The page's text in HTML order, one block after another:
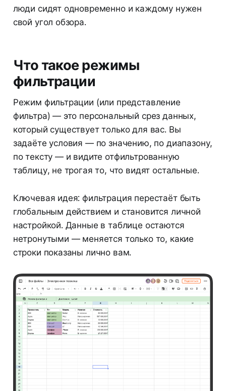
люди сидят одновременно и каждому нужен
свой угол обзора.
Что такое режимы
фильтрации
Режим фильтрации (или представление
фильтра) — это персональный срез данных,
который существует только для вас. Вы
задаёте условия — по значению, по диапазону,
по тексту — и видите отфильтрованную
таблицу, не трогая то, что видят остальные.
Ключевая идея: фильтрация перестаёт быть
глобальным действием и становится личной
настройкой. Данные в таблице остаются
нетронутыми — меняется только то, какие
строки показаны лично вам.